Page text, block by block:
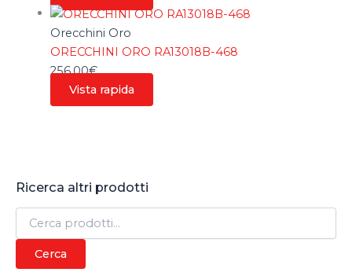
Ricerca altri prodotti
C
r
Cerca
Orecchini Oro
ORECCHINI ORO RA13018B-468
256,00€
Vista rapida